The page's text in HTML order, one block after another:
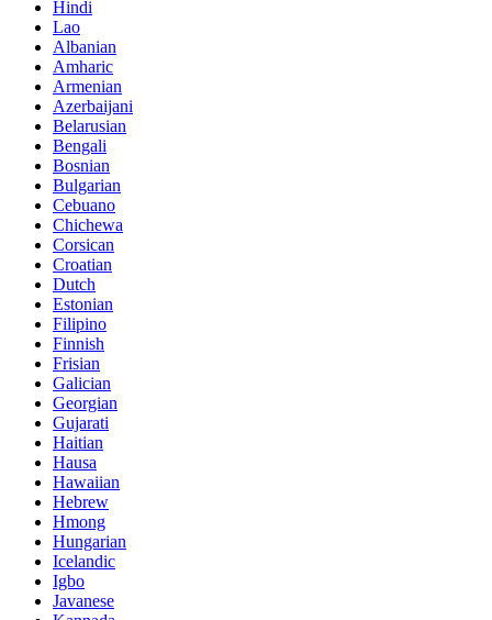
Hindi
Lao
Albanian
Amharic
Armenian
Azerbaijani
Belarusian
Bengali
Bosnian
Bulgarian
Cebuano
Chichewa
Corsican
Croatian
Dutch
Estonian
Filipino
Finnish
Frisian
Galician
Georgian
Gujarati
Haitian
Hausa
Hawaiian
Hebrew
Hmong
Hungarian
Icelandic
Igbo
Javanese